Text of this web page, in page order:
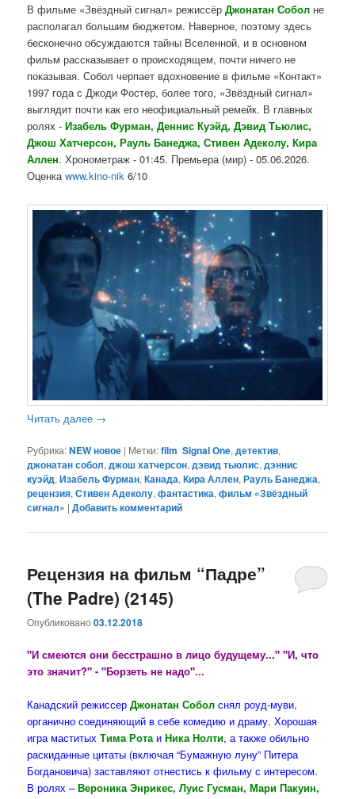
В фильме «Звёздный сигнал» режиссёрДжонатан Собол не
располагал большим бюджетом. Наверное, поэтому здесь
бесконечно обсуждаются тайны Вселенной, и в основном
фильм рассказывает о происходящем, почти ничего не
показывая. Собол черпает вдохновение в фильме «Контакт»
1997 года с Джоди Фостер, более того, «Звёздный сигнал»
выглядит почти как его неофициальный ремейк. В главных
ролях -Изабель Фурман, Деннис Куэйд, Дэвид Тьюлис,
Джош Хатчерсон, Рауль Банеджа, Стивен Адеколу, Кира
Аллен. Хронометраж - 01:45. Премьера (мир) - 05.06.2026.
Оценкаwww.kino-nik 6/10
Читать далее →
Рубрика:NEW новое | Метки:film Signal One,детектив,
джонатан собол,джош хатчерсон,дэвид тьюлис,дэннис
куэйд,Изабель Фурман,Канада,Кира Аллен,Рауль Банеджа,
рецензия,Стивен Адеколу,фантастика,фильм «Звёздный
сигнал» |Добавить комментарий
Рецензия на фильм “Падре”
(The Padre) (2145)
Опубликовано03.12.2018
"И смеются они бесстрашно в лицо будущему..." "И, что
это значит?" - "Борзеть не надо"...
Канадский режиссерДжонатан Собол снял роуд-муви,
органично соединяющий в себе комедию и драму. Хорошая
игра маститыхТима РотаиНика Нолти, а также обильно
раскиданные цитаты (включая “Бумажную луну” Питера
Богдановича) заставляют отнестись к фильму с интересом.
В ролях –Вероника Энрикес, Луис Гусман, Мари Пакуин,